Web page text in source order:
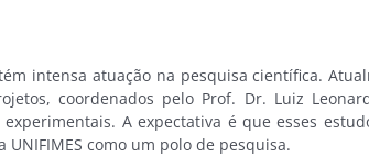
intensa atuação na pesquisa científica.
coordenados pelo Prof. Dr. Luiz
A expectativa é que esses
como um polo de pesquisa.